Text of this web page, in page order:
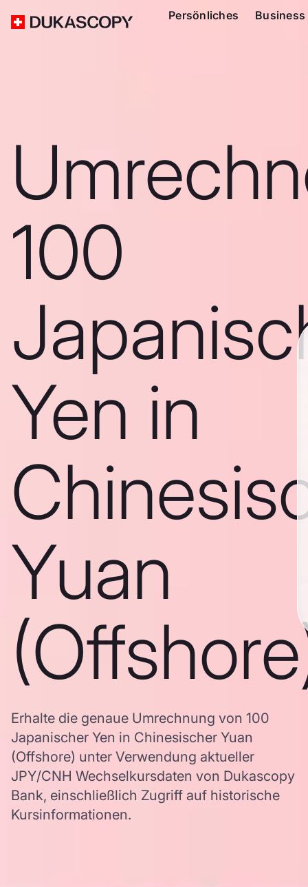
Persönliches Business
100
Yen in
Yuan
Erhalte die genaue Umrechnung von 100
Japanischer Yen in Chinesischer Yuan
(Offshore) unter Verwendung aktueller
JPY/CNH Wechselkursdaten von Dukascopy
Bank, einschließlich Zugriff auf historische
Kursinformationen.